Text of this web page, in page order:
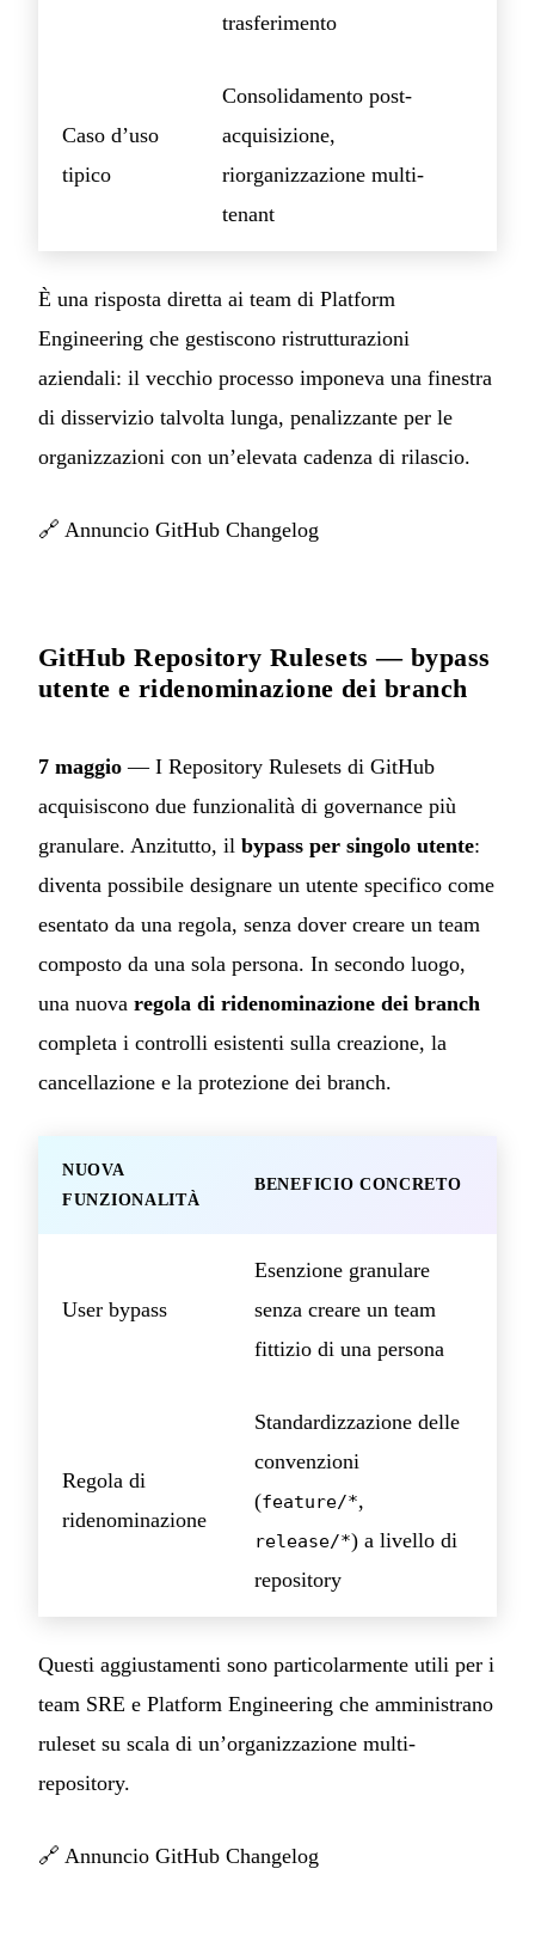
trasferimento
Caso d’uso
tipico
Consolidamento post-
acquisizione,
riorganizzazione multi-
tenant
È una risposta diretta ai team di Platform
Engineering che gestiscono ristrutturazioni
aziendali: il vecchio processo imponeva una finestra
di disservizio talvolta lunga, penalizzante per le
organizzazioni con un’elevata cadenza di rilascio.
🔗 Annuncio GitHub Changelog
GitHub Repository Rulesets — bypass
utente e ridenominazione dei branch
7 maggio — I Repository Rulesets di GitHub
acquisiscono due funzionalità di governance più
granulare. Anzitutto, il bypass per singolo utente:
diventa possibile designare un utente specifico come
esentato da una regola, senza dover creare un team
composto da una sola persona. In secondo luogo,
una nuova regola di ridenominazione dei branch
completa i controlli esistenti sulla creazione, la
cancellazione e la protezione dei branch.
NUOVA
FUNZIONALITÀ
BENEFICIO CONCRETO
User bypass
Esenzione granulare
senza creare un team
fittizio di una persona
Regola di
ridenominazione
Standardizzazione delle
convenzioni
(feature/*,
release/*) a livello di
repository
Questi aggiustamenti sono particolarmente utili per i
team SRE e Platform Engineering che amministrano
ruleset su scala di un’organizzazione multi-
repository.
🔗 Annuncio GitHub Changelog